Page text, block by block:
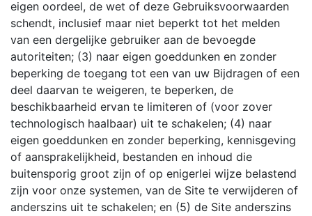
eigen oordeel, de wet of deze Gebruiksvoorwaarden
schendt, inclusief maar niet beperkt tot het melden
van een dergelijke gebruiker aan de bevoegde
autoriteiten; (3) naar eigen goeddunken en zonder
beperking de toegang tot een van uw Bijdragen of een
deel daarvan te weigeren, te beperken, de
beschikbaarheid ervan te limiteren of (voor zover
technologisch haalbaar) uit te schakelen; (4) naar
eigen goeddunken en zonder beperking, kennisgeving
of aansprakelijkheid, bestanden en inhoud die
buitensporig groot zijn of op enigerlei wijze belastend
zijn voor onze systemen, van de Site te verwijderen of
anderszins uit te schakelen; en (5) de Site anderszins